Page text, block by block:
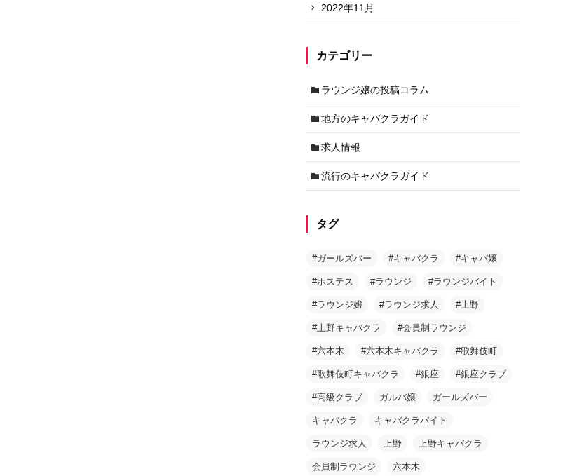
2022年11月
カテゴリー
ラウンジ嬢の投稿コラム
地方のキャバクラガイド
求人情報
流行のキャバクラガイド
タグ
#ガールズバー #キャバクラ #キャバ嬢
#ホステス #ラウンジ #ラウンジバイト
#ラウンジ嬢 #ラウンジ求人 #上野
#上野キャバクラ #会員制ラウンジ
#六本木 #六本木キャバクラ #歌舞伎町
#歌舞伎町キャバクラ #銀座 #銀座クラブ
#高級クラブ ガルバ嬢 ガールズバー
キャバクラ キャバクラバイト
ラウンジ求人 上野 上野キャバクラ
会員制ラウンジ 六本木